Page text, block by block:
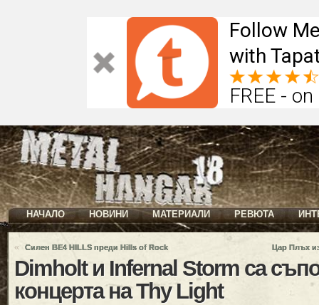
Follow
with
FREE -
НАЧАЛО НОВИНИ МАТЕРИАЛИ РЕВЮТА
« Силен BE4 HILLS преди Hills of Rock Цар Плъх
Dimholt и Infernal Storm са
концерта на Thy Light